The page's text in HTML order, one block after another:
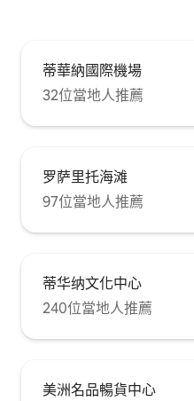
蒂華納國際機場
32位當地人推薦
罗萨里托海滩
97位當地人推薦
蒂华纳文化中心
240位當地人推薦
美洲名品暢貨中心